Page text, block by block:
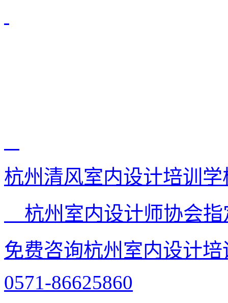
杭州清风室内设计培训学
杭州室内设计师协会
免费咨询杭州室内设计
0571-86625860